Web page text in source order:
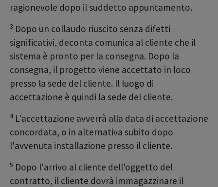
ragionevole dopo il suddetto appuntamento.
3 Dopo un collaudo riuscito senza difetti
significativi, deconta comunica al cliente che il
sistema è pronto per la consegna. Dopo la
consegna, il progetto viene accettato in loco
presso la sede del cliente. Il luogo di
accettazione è quindi la sede del cliente.
4L'accettazione avverrà alla data di accettazione
concordata, o in alternativa subito dopo
l'avvenuta installazione presso il cliente.
5 Dopo l'arrivo al cliente dell'oggetto del
contratto, il cliente dovrà immagazzinare il